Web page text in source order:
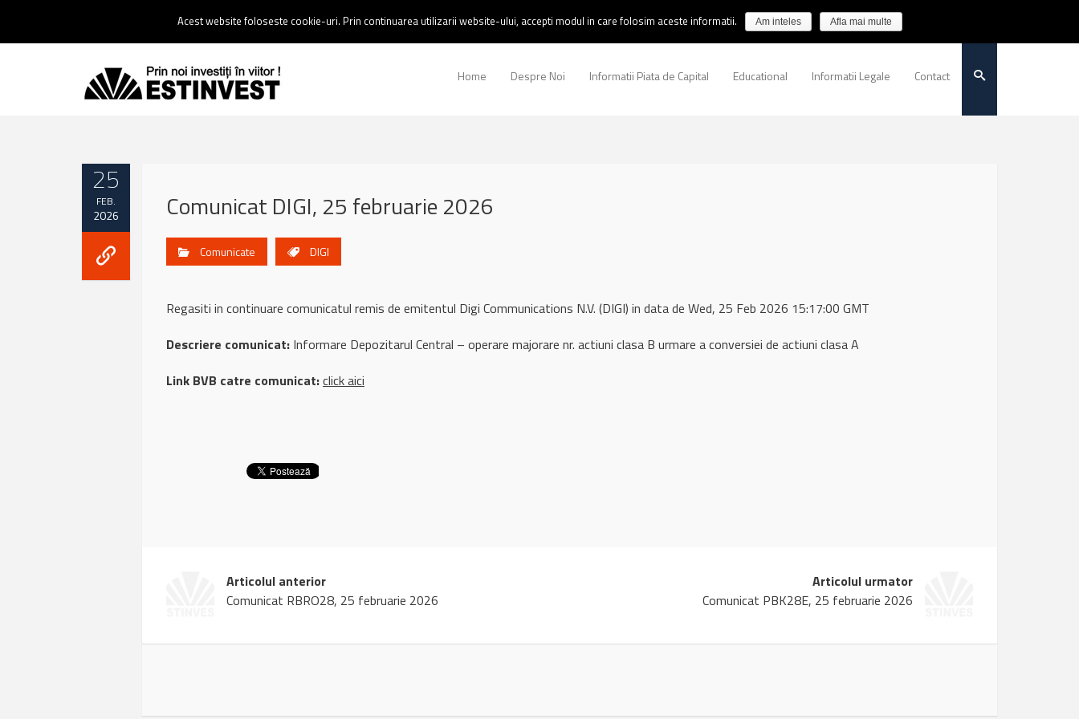
0237 238 900 |Email :contact@estinvest.ro
Home Despre Noi Informatii Piata de Capital Educational Informatii Legale Contact
25
FEB.
2026 Comunicat DIGI, 25 februarie 2026
Comunicate DIGI
Regasiti in continuare comunicatul remis de emitentul Digi Communications N.V. (DIGI) in data de Wed, 25 Feb 2026 15:17:00 GMT
Descriere comunicat: Informare Depozitarul Central – operare majorare nr. actiuni clasa B urmare a conversiei de actiuni clasa A
Link BVB catre comunicat:click aici
Articolul anterior
Comunicat RBRO28, 25 februarie 2026
Articolul urmator
Comunicat PBK28E, 25 februarie 2026
Acest website foloseste cookie-uri. Prin continuarea utilizarii website-ului, accepti modul in care folosim aceste informatii. Am inteles Afla mai multe